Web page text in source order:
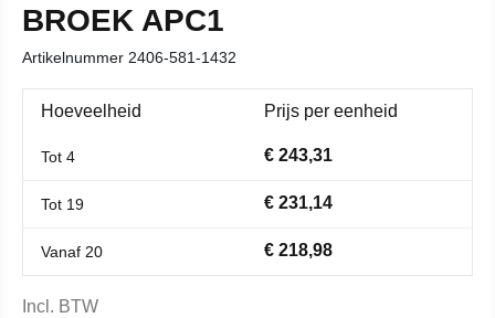
BROEK APC1
Artikelnummer 2406-581-1432
Hoeveelheid Prijs per eenheid
Tot 4 € 243,31
Tot 19 € 231,14
Vanaf 20 € 218,98
Incl. BTW